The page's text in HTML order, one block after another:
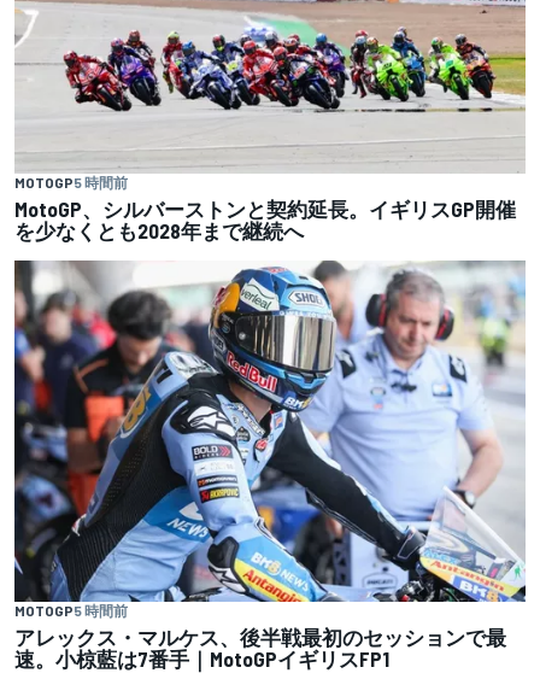
MOTOGP5 時間前
MotoGP、シルバーストンと契約延長。イギリスGP開催
を少なくとも2028年まで継続へ
MOTOGP5 時間前
アレックス・マルケス、後半戦最初のセッションで最
速。小椋藍は7番手｜MotoGPイギリスFP1